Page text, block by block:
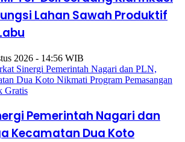
Lahan Sawah Produktif
2026 - 14:56 WIB
Pemerintah Nagari dan
Kecamatan Dua Koto